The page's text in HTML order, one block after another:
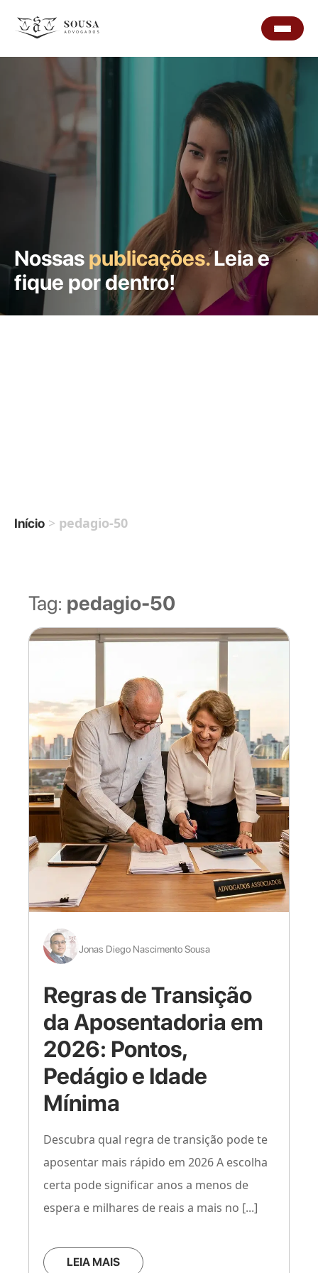
Nossaspublicações.Leia e
fique por dentro!
Início > pedagio-50
Tag: pedagio-50
Jonas Diego Nascimento Sousa
Regras de Transição
da Aposentadoria em
2026: Pontos,
Pedágio e Idade
Mínima
Descubra qual regra de transição pode te
aposentar mais rápido em 2026 A escolha
certa pode significar anos a menos de
espera e milhares de reais a mais no [...]
LEIA MAIS